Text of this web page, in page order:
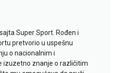
Super Sport. Rođen i
pretvorio u uspešnu
o nacionalnim i
izuzetno znanje o različitim